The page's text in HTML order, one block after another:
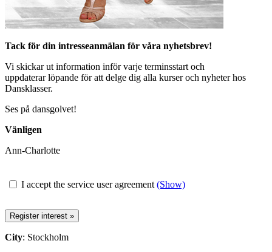
Tack för din intresseanmälan för våra nyhetsbrev!
Vi skickar ut information inför varje terminsstart och
uppdaterar löpande för att delge dig alla kurser och nyheter hos
Dansklasser.
Ses på dansgolvet!
Vänligen
Ann-Charlotte
I accept the service user agreement (Show)
City: Stockholm